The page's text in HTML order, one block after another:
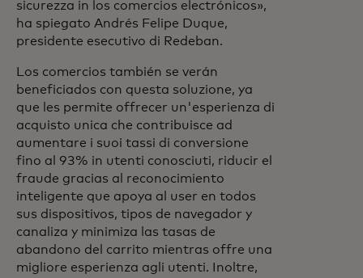
sicurezza in los comercios electrónicos»,
ha spiegato Andrés Felipe Duque,
presidente esecutivo di Redeban.
Los comercios también se verán
beneficiados con questa soluzione, ya
que les permite offrecer un'esperienza di
acquisto unica che contribuisce ad
aumentare i suoi tassi di conversione
fino al 93% in utenti conosciuti, riducir el
fraude gracias al reconocimiento
inteligente que apoya al user en todos
sus dispositivos, tipos de navegador y
canaliza y minimiza las tasas de
abandono del carrito mientras offre una
migliore esperienza agli utenti. Inoltre,